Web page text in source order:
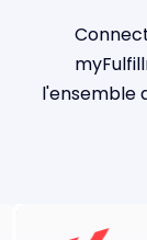
l'ensemble